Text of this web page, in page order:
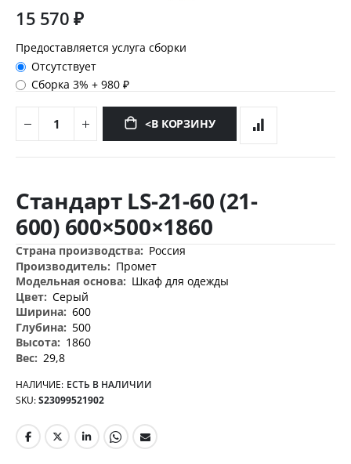
15 570 ₽
Предоставляется услуга сборки
Отсутствует
Сборка 3%+980 ₽
<В КОРЗИНУ
началу
изображений
Стандарт LS-21-60 (21-
600) 600×500×1860
Дополнительная
информация
Россия
Промет
Шкаф для одежды
Серый
600
500
1860
29,8
НАЛИЧИЕ: ЕСТЬ В НАЛИЧИИ
SKU S23099521902